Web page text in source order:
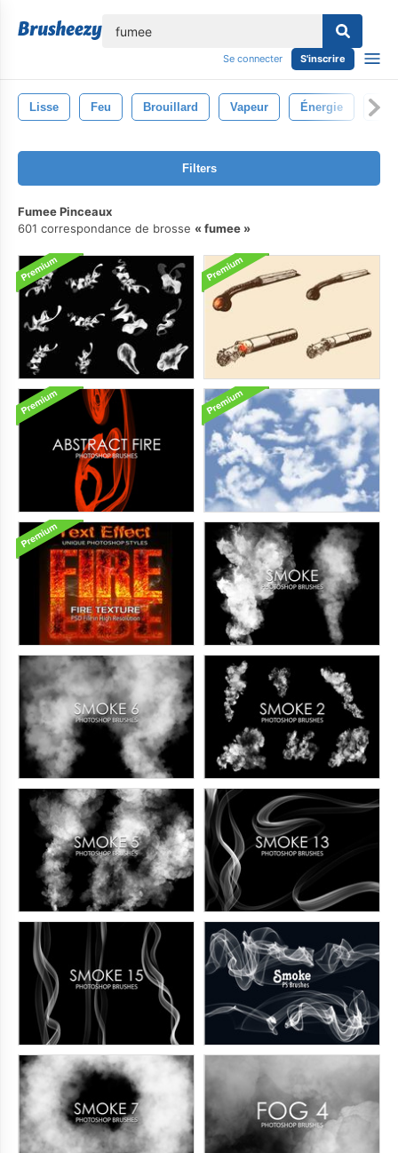
Se connecter S'inscrire
Lisse Feu Brouillard Vapeur Énergie
Filters
Fumee Pinceaux
601 correspondance de brosse
fumee